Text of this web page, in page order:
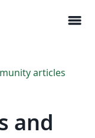
menu
articles
and